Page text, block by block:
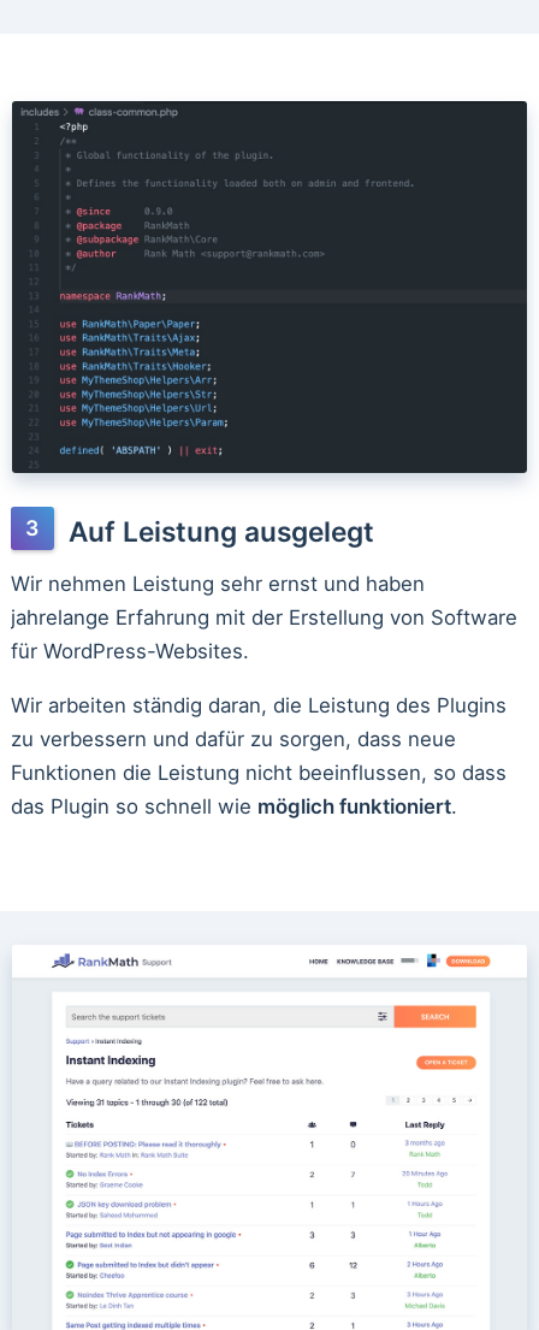
Auf Leistung ausgelegt
Wir nehmen Leistung sehr ernst und haben
jahrelange Erfahrung mit der Erstellung von Software
für WordPress-Websites.
Wir arbeiten ständig daran, die Leistung des Plugins
zu verbessern und dafür zu sorgen, dass neue
Funktionen die Leistung nicht beeinflussen, so dass
das Plugin so schnell wie möglich funktioniert.